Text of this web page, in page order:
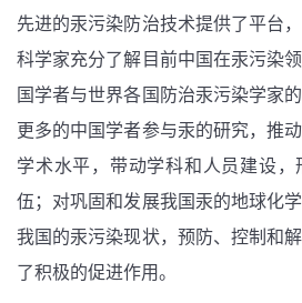
先进的汞污染防治技术提供了平台
科学家充分了解目前中国在汞污染
国学者与世界各国防治汞污染学家
更多的中国学者参与汞的研究，推
学术水平，带动学科和人员建设
伍；对巩固和发展我国汞的地球化
我国的汞污染现状，预防、控制和
了积极的促进作用。